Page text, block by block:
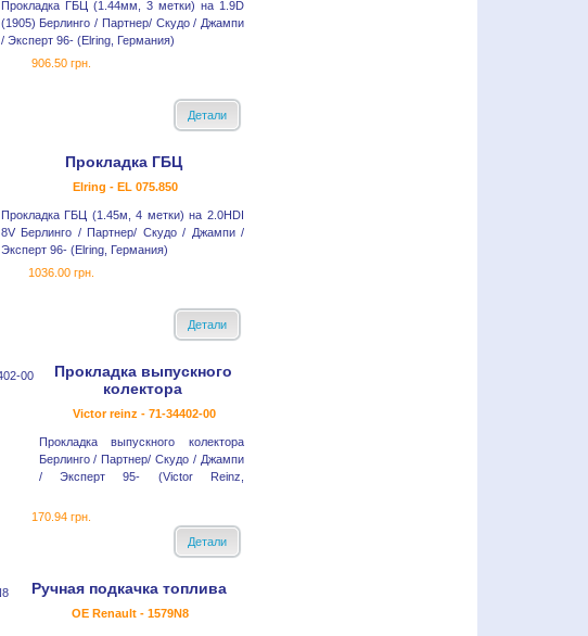
Прокладка ГБЦ (1.44мм, 3 метки) на 1.9D
(1905) Берлинго / Партнер/ Скудо / Джампи
/ Эксперт 96- (Elring, Германия)
906.50 грн.
Детали
Прокладка ГБЦ
Elring - EL 075.850
Прокладка ГБЦ (1.45м, 4 метки) на 2.0HDI
8V Берлинго / Партнер/ Скудо / Джампи /
Эксперт 96- (Elring, Германия)
1036.00 грн.
Детали
Прокладка выпускного
колектора
Victor reinz - 71-34402-00
Прокладка выпускного колектора
Берлинго / Партнер/ Скудо / Джампи
/ Эксперт 95- (Victor Reinz,
170.94 грн.
Детали
Ручная подкачка топлива
OE Renault - 1579N8